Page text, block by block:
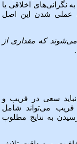
اخلاقی یا
عملی شدن این اصل
که مقداری از
سعی در فریب و
می‌تواند شامل
به نتایج مطلوب